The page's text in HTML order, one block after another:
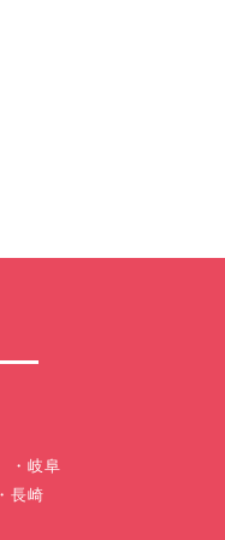
岐阜
長崎